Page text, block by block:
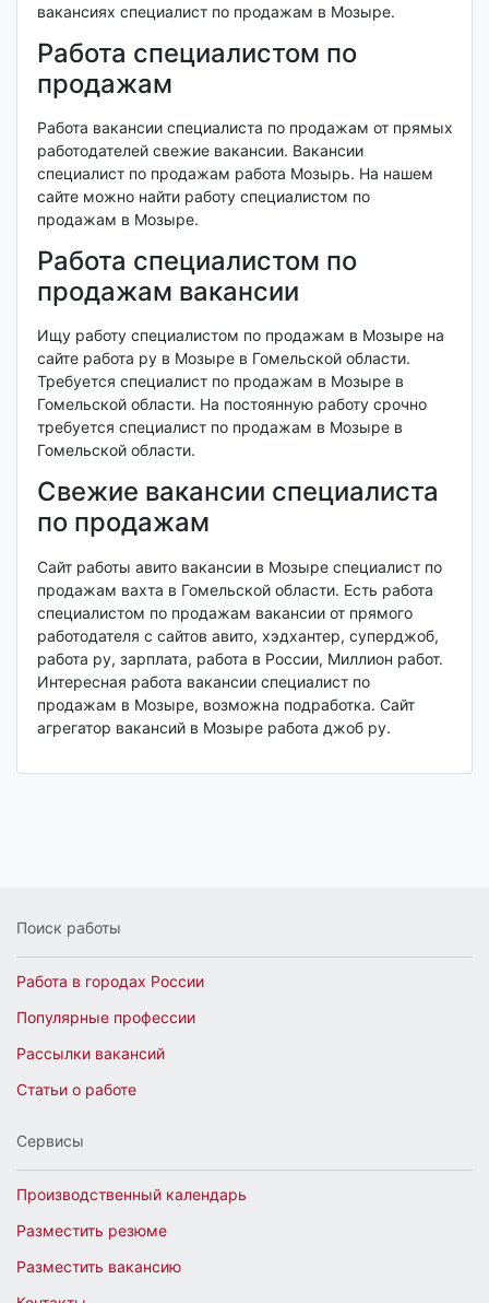
вакансиях специалист по продажам в Мозыре.
Работа специалистом по
продажам
Работа вакансии специалиста по продажам от прямых
работодателей свежие вакансии. Вакансии
специалист по продажам работа Мозырь. На нашем
сайте можно найти работу специалистом по
продажам в Мозыре.
Работа специалистом по
продажам вакансии
Ищу работу специалистом по продажам в Мозыре на
сайте работа ру в Мозыре в Гомельской области.
Требуется специалист по продажам в Мозыре в
Гомельской области. На постоянную работу срочно
требуется специалист по продажам в Мозыре в
Гомельской области.
Свежие вакансии специалиста
по продажам
Сайт работы авито вакансии в Мозыре специалист по
продажам вахта в Гомельской области. Есть работа
специалистом по продажам вакансии от прямого
работодателя с сайтов авито, хэдхантер, суперджоб,
работа ру, зарплата, работа в России, Миллион работ.
Интересная работа вакансии специалист по
продажам в Мозыре, возможна подработка. Сайт
агрегатор вакансий в Мозыре работа джоб ру.
Поиск работы
Работа в городах России
Популярные профессии
Рассылки вакансий
Статьи о работе
Сервисы
Производственный календарь
Разместить резюме
Разместить вакансию